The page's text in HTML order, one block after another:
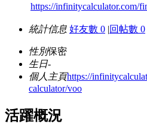
https://infinitycalculator.com/
統計信息 好友數 0 |回帖數 0
性別保密
生日-
個人主頁https://
calculator/voo
活躍概況